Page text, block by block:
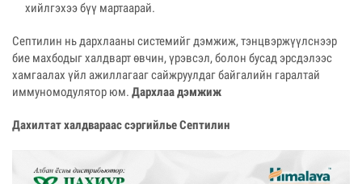
хийлгэхээ бүү мартаарай.
Септилин нь дархлааны системийг дэмжиж, тэнцвэржүүлснээр
бие махбодыг халдварт өвчин, үрэвсэл, болон бусад эрсдэлээс
хамгаалах үйл ажиллагааг сайжруулдаг байгалийн гаралтай
иммуномодулятор юм. Дархлаа дэмжиж
Дахилтат халдвараас сэргийлье Септилин